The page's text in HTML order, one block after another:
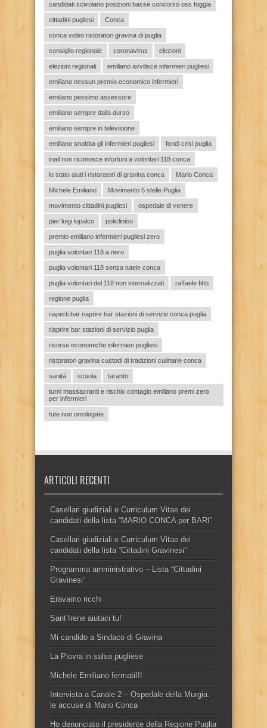
candidati scivolano posizioni basse concorso oss foggia
cittadini pugliesi Conca
conca video ristoratori gravina di puglia
consiglio regionale coronavirus elezioni
elezioni regionali emiliano avvilisce infermieri pugliesi
emiliano nessun premio economico infermieri
emiliano pessimo assessore
emiliano sempre dalla durso
emiliano sempre in televisione
emiliano snobba gli infermieri pugliesi fondi crisi puglia
inail non riconosce infortuni a volontari 118 conca
lo stato aiuti i ristoratori di gravina conca Mario Conca
Michele Emiliano Movimento 5 stelle Puglia
movimento cittadini pugliesi ospedale di venere
pier luigi lopalco policlinico
premio emiliano infermieri pugliesi zero
puglia volontari 118 a nero
puglia volontari 118 senza tutele conca
puglia volontari del 118 non internalizzati raffaele fitto
regione puglia
riaperti bar riaprire bar stazioni di servizio conca puglia
riaprire bar stazioni di servizio puglia
risorse economiche infermieri pugliesi
ristoratori gravina custodi di tradizioni culinarie conca
sanità scuola taranto
turni massacranti e rischio contagio emiliano premi zero
per infermieri
tute non omologate
ARTICOLI RECENTI
Casellari giudiziali e Curriculum Vitae dei
candidati della lista “MARIO CONCA per BARI”
Casellari giudiziali e Curriculum Vitae dei
candidati della lista “Cittadini Gravinesi”
Programma amministrativo – Lista “Cittadini
Gravinesi”
Eravamo ricchi
Sant’Irene aiutaci tu!
Mi candido a Sindaco di Gravina
La Piovra in salsa pugliese
Michele Emiliano fermati!!!
Intervista a Canale 2 – Ospedale della Murgia:
le accuse di Mario Conca
Ho denunciato il presidente della Regione Puglia